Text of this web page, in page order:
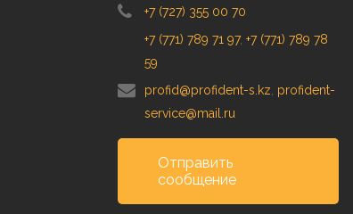
+7 (727) 355 00 70
+7 (771) 789 71 97, +7 (771) 789 78
59
profid@profident-s.kz profident-
service@mail.ru
Отправить
сообщение